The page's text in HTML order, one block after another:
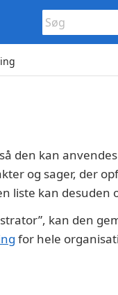
den kan
og sager, der
liste kan desuden
kan den
for hele